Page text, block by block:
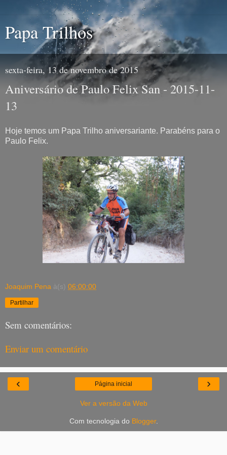
Papa Trilhos
sexta-feira, 13 de novembro de 2015
Aniversário de Paulo Felix San - 2015-11-
13
Hoje temos um Papa Trilho aniversariante. Parabéns para o
Paulo Felix.
Joaquim Pena à(s) 06:00:00
Partilhar
Sem comentários:
Enviar um comentário
‹ ›
Página inicial
Ver a versão da Web
Com tecnologia do Blogger.